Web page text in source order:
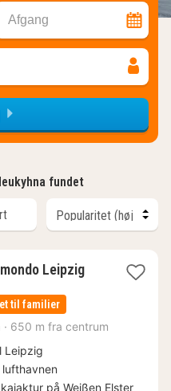
Afgang
fundet
Leipzig1
kr.
til familier
· 650 m fra centrum
Leipzig
på Weißen Elster